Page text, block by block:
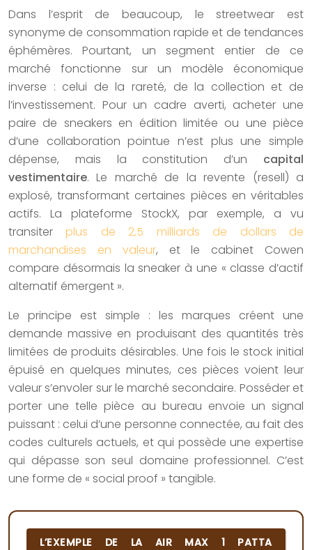
Dans l’esprit de beaucoup, le streetwear est
synonyme de consommation rapide et de tendances
éphémères. Pourtant, un segment entier de ce
marché fonctionne sur un modèle économique
inverse : celui de la rareté, de la collection et de
l’investissement. Pour un cadre averti, acheter une
paire de sneakers en édition limitée ou une pièce
d’une collaboration pointue n’est plus une simple
dépense, mais la constitution d’un capital
vestimentaire. Le marché de la revente (resell) a
explosé, transformant certaines pièces en véritables
actifs. La plateforme StockX, par exemple, a vu
transiterplus de 2,5 milliards de dollars de
marchandises en valeur, et le cabinet Cowen
compare désormais la sneaker à une « classe d’actif
alternatif émergent ».
Le principe est simple : les marques créent une
demande massive en produisant des quantités très
limitées de produits désirables. Une fois le stock initial
épuisé en quelques minutes, ces pièces voient leur
valeur s’envoler sur le marché secondaire. Posséder et
porter une telle pièce au bureau envoie un signal
puissant : celui d’une personne connectée, au fait des
codes culturels actuels, et qui possède une expertise
qui dépasse son seul domaine professionnel. C’est
une forme de « social proof » tangible.
L’EXEMPLE DE LA AIR MAX 1 PATTA